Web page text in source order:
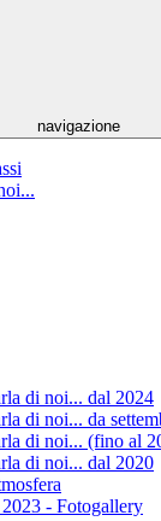
navigazione
di noi... dal 2024
di noi... da
di noi... (fino al
di noi... dal 2020
- Fotogallery